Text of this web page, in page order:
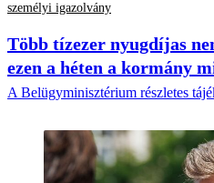
személyi igazolvány
Több tízezer nyugdíjas
ezen a héten a kormány
A Belügyminisztérium részletes